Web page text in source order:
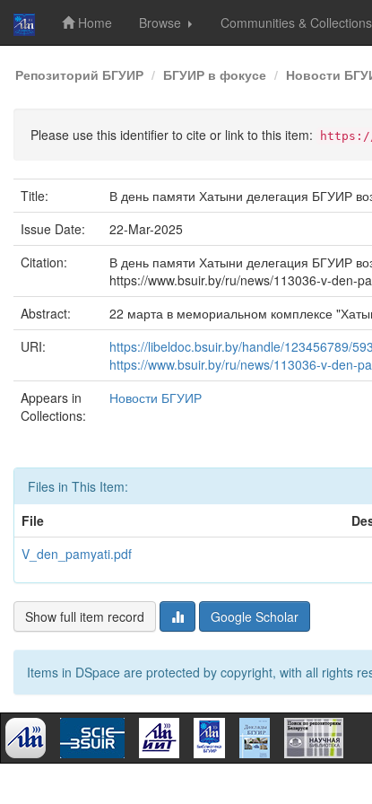
Skip
navigation
Home Browse Communities & Collections
Репозиторий БГУИР БГУИР в фокусе Новости
Please use this identifier to cite or link to this item: https://
Title:
В день памяти Хатыни делегация БГУИР
Issue Date:
22-Mar-2025
Citation:
В день памяти Хатыни делегация БГУИР
https://www.bsuir.by/ru/news/113036-v-den-
Abstract:
22 марта в мемориальном комплексе
URI:
https://libeldoc.bsuir.by/handle/123456789/
https://www.bsuir.by/ru/news/113036-v-den-
Appears in
Collections:
Новости БГУИР
Files in This Item:
File
V_den_pamyati.pdf
Show full item record Google Scholar
Items in DSpace are protected by copyright, with all rights